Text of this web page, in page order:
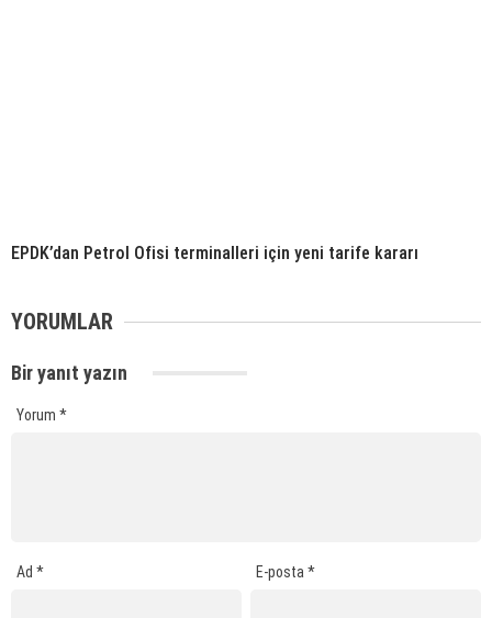
EPDK’dan Petrol Ofisi terminalleri için yeni tarife kararı
YORUMLAR
Bir yanıt yazın
Yorum *
Ad * E-posta*